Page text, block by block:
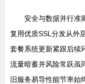
安全与数据并行准
复用优质SSL分发从外
套餐系统更新紧跟后续
流量暗蓄并风险常跃虽
旧服务易导性能节率